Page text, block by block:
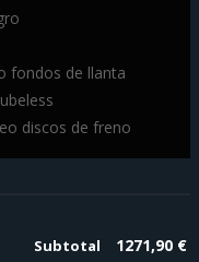
fondos de llanta
discos de freno
Subtotal 1271,90 €